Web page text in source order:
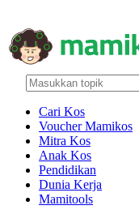
Cari Kos
Voucher Mamikos
Mitra Kos
Anak Kos
Pendidikan
Dunia Kerja
Mamitools